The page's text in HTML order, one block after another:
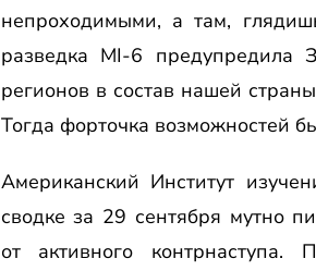
непроходимыми, а там,
разведка MI-6 предупредила
регионов в состав нашей
Тогда форточка возможностей
Американский Институт
сводке за 29 сентября мутно
от активного